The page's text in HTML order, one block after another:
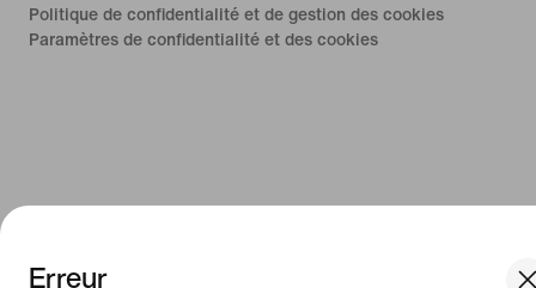
Erreur
Politique de confidentialité et de gestion des cookies
Paramètres de confidentialité et des cookies